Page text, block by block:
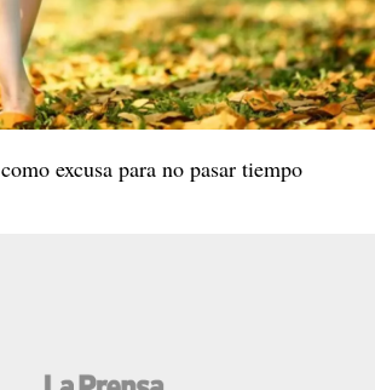
excusa para no pasar tiempo